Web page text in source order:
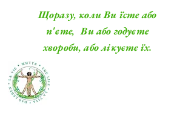
Щоразу, коли Ви їсте або
п'єте, Ви або годуєте
хвороби, або лікуєте їх.